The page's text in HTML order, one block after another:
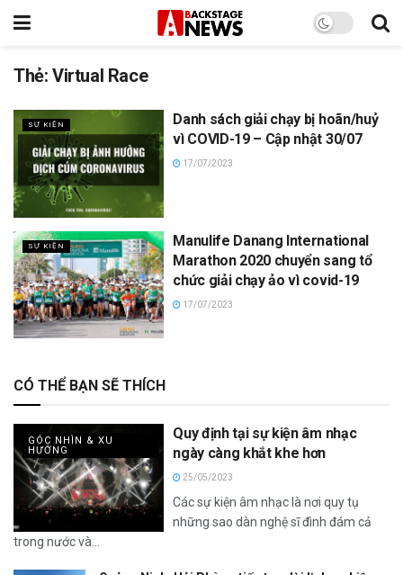
Thẻ:Virtual Race
SỰ KIỆN
Danh sách giải chạy bị hoãn/huỷ
vì COVID-19 – Cập nhật 30/07
17/07/2023
SỰ KIỆN
Manulife Danang International
Marathon 2020 chuyển sang tổ
chức giải chạy ảo vì covid-19
17/07/2023
CÓ THỂ BẠN SẼ THÍCH
GÓC NHÌN & XU
HƯỚNG
Quy định tại sự kiện âm nhạc
ngày càng khắt khe hơn
25/05/2023
Các sự kiện âm nhạc là nơi quy tụ
những sao dàn nghệ sĩ đình đám cả
trong nước và...